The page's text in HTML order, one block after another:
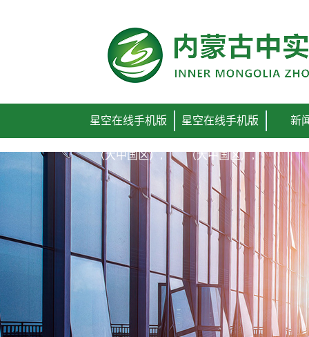
星空在线手机版
（大中国区）,
星空在线手机版
（大中国区）,
新